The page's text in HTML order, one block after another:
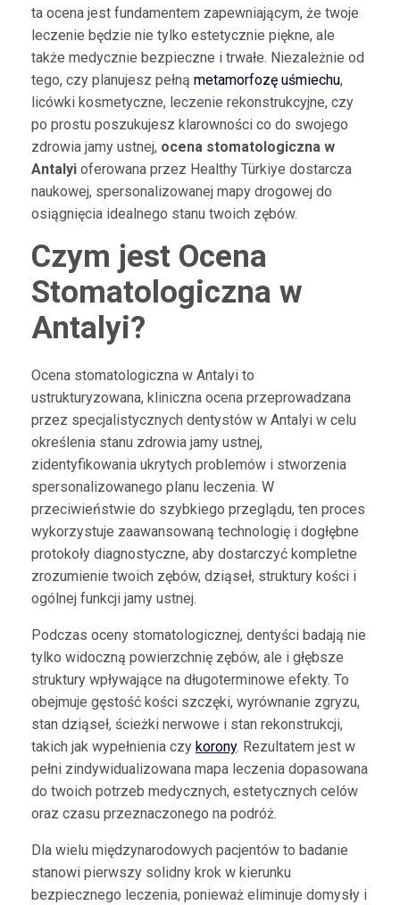
ta ocena jest fundamentem zapewniającym, że twoje
leczenie będzie nie tylko estetycznie piękne, ale
także medycznie bezpieczne i trwałe. Niezależnie od
tego, czy planujesz pełną metamorfozę uśmiechu,
licówki kosmetyczne, leczenie rekonstrukcyjne, czy
po prostu poszukujesz klarowności co do swojego
zdrowia jamy ustnej, ocena stomatologiczna w
Antalyioferowana przez Healthy Türkiye dostarcza
naukowej, spersonalizowanej mapy drogowej do
osiągnięcia idealnego stanu twoich zębów.
Czym jest Ocena
Stomatologiczna w
Antalyi?
Ocena stomatologiczna w Antalyi to
ustrukturyzowana, kliniczna ocena przeprowadzana
przez specjalistycznych dentystów w Antalyi w celu
określenia stanu zdrowia jamy ustnej,
zidentyfikowania ukrytych problemów i stworzenia
spersonalizowanego planu leczenia. W
przeciwieństwie do szybkiego przeglądu, ten proces
wykorzystuje zaawansowaną technologię i dogłębne
protokoły diagnostyczne, aby dostarczyć kompletne
zrozumienie twoich zębów, dziąseł, struktury kości i
ogólnej funkcji jamy ustnej.
Podczas oceny stomatologicznej, dentyści badają nie
tylko widoczną powierzchnię zębów, ale i głębsze
struktury wpływające na długoterminowe efekty. To
obejmuje gęstość kości szczęki, wyrównanie zgryzu,
stan dziąseł, ścieżki nerwowe i stan rekonstrukcji,
takich jak wypełnienia czy korony. Rezultatem jest w
pełni zindywidualizowana mapa leczenia dopasowana
do twoich potrzeb medycznych, estetycznych celów
oraz czasu przeznaczonego na podróż.
Dla wielu międzynarodowych pacjentów to badanie
stanowi pierwszy solidny krok w kierunku
bezpiecznego leczenia, ponieważ eliminuje domysły i